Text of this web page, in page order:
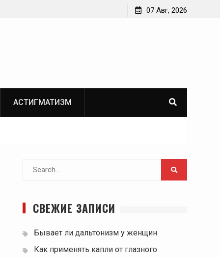
07 Авг, 2026
АСТИГМАТИЗМ
Search
СВЕЖИЕ ЗАПИСИ
Бывает ли дальтонизм у женщин
Как применять капли от глазного